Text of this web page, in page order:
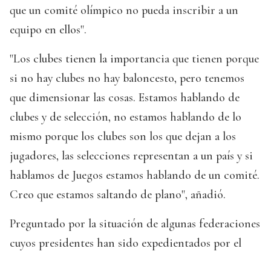
que un comité olímpico no pueda inscribir a un
equipo en ellos".
"Los clubes tienen la importancia que tienen porque
si no hay clubes no hay baloncesto, pero tenemos
que dimensionar las cosas. Estamos hablando de
clubes y de selección, no estamos hablando de lo
mismo porque los clubes son los que dejan a los
jugadores, las selecciones representan a un país y si
hablamos de Juegos estamos hablando de un comité.
Creo que estamos saltando de plano", añadió.
Preguntado por la situación de algunas federaciones
cuyos presidentes han sido expedientados por el